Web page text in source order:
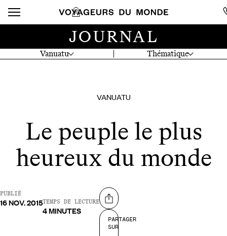
Vanuatu Thématique
JOURNAL
VANUATU
Le peuple le plus
heureux du monde
PUBLIÉ
16 NOV. 2015TEMPS DE LECTURE
4 MINUTES
Partager sur
PARTAGER
SUR